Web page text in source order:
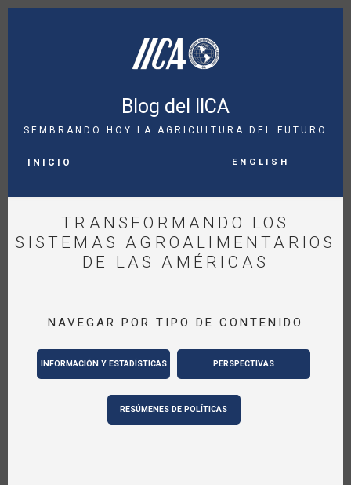
Pasar
Blog del IICA
SEMBRANDO HOY LA AGRICULTURA DEL FUTURO
NAVIGATION
INICIO English
TRANSFORMANDO LOS
SISTEMAS AGROALIMENTARIOS
DE LAS AMÉRICAS
NAVEGAR POR TIPO DE CONTENIDO
INFORMACIÓN Y ESTADÍSTICAS PERSPECTIVAS
RESÚMENES DE POLÍTICAS